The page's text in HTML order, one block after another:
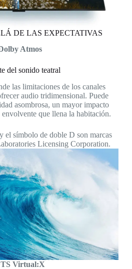
DE LAS EXPECTATIVAS
Atmos
del sonido teatral
las limitaciones de los canales
audio tridimensional. Puede
asombrosa, un mayor impacto
que llena la habitación.
símbolo de doble D son marcas
Licensing Corporation.
Virtual:X